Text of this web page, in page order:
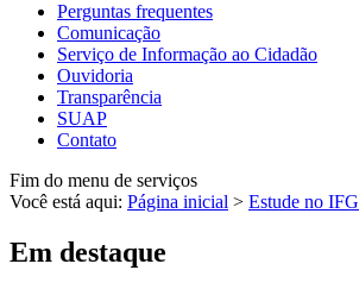
Perguntas frequentes
Comunicação
Serviço de Informação ao Cidadão
Ouvidoria
Transparência
SUAP
Contato
Fim do menu de serviços
Você está aqui: Página inicial > Estude no IFG
Em destaque